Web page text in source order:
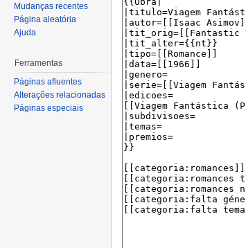
Mudanças recentes
Página aleatória
Ajuda
Ferramentas
Páginas afluentes
Alterações relacionadas
Páginas especiais